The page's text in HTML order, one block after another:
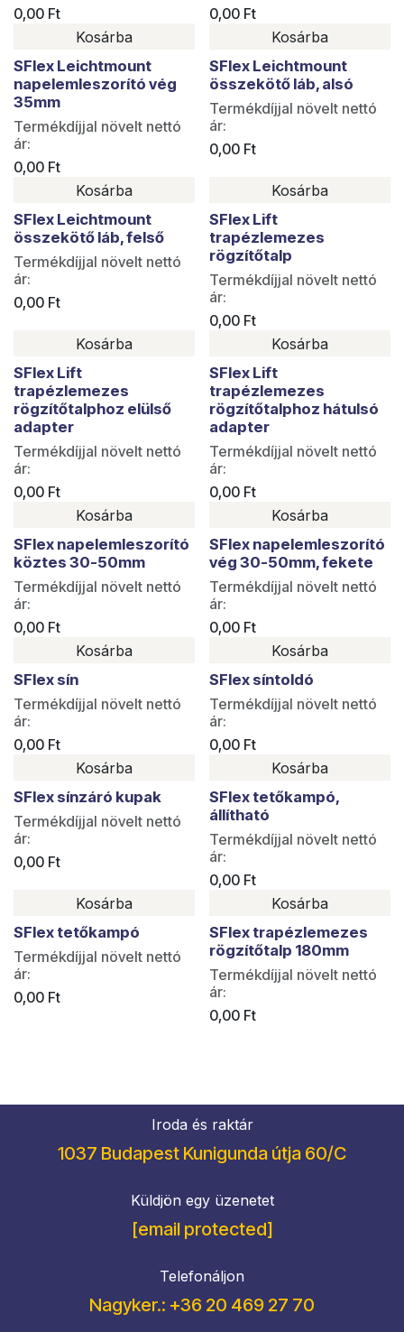
0,00 Ft
0,00Ft
SFlex Leichtmount
napelemleszorító vég
35mm
Kosárba
Termékdíjjal növelt nettó
ár:
0,00 Ft
SFlex Leichtmount
összekötő láb, alsó
Kosárba
Termékdíjjal növelt nettó
ár:
0,00Ft
SFlex Leichtmount
összekötő láb, felső
Kosárba
Termékdíjjal növelt nettó
ár:
0,00 Ft
SFlex Lift
trapézlemezes
rögzítőtalp
Kosárba
Termékdíjjal növelt nettó
ár:
0,00Ft
SFlex Lift
trapézlemezes
rögzítőtalphoz elülső
adapter
Kosárba
Termékdíjjal növelt nettó
ár:
0,00 Ft
SFlex Lift
trapézlemezes
rögzítőtalphoz hátulsó
adapter
Kosárba
Termékdíjjal növelt nettó
ár:
0,00Ft
SFlex napelemleszorító
köztes 30-50mm
Kosárba
Termékdíjjal növelt nettó
ár:
0,00 Ft
SFlex napelemleszorító
vég 30-50mm, fekete
Kosárba
Termékdíjjal növelt nettó
ár:
0,00Ft
SFlex sín
Kosárba
Termékdíjjal növelt nettó
ár:
0,00 Ft
SFlex síntoldó
Kosárba
Termékdíjjal növelt nettó
ár:
0,00Ft
SFlex sínzáró kupak
Kosárba
Termékdíjjal növelt nettó
ár:
0,00 Ft
SFlex tetőkampó,
állítható
Kosárba
Termékdíjjal növelt nettó
ár:
0,00Ft
SFlex tetőkampó
Kosárba
Termékdíjjal növelt nettó
ár:
0,00 Ft
SFlex trapézlemezes
rögzítőtalp 180mm
Kosárba
Termékdíjjal növelt nettó
ár:
0,00Ft
Iroda és raktár
1037 Budapest Kunigunda útja 60/C
Küldjön egy üzenetet
[email protected]
Telefonáljon
Nagyker.: +36 20 469 27 70